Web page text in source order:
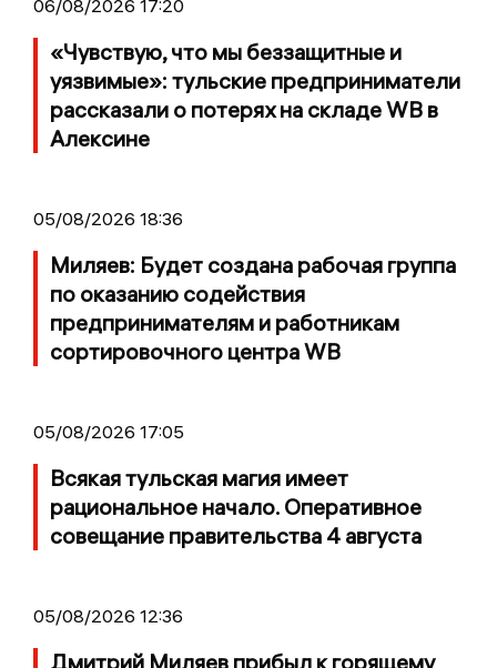
06/08/2026 17:20
«Чувствую, что мы беззащитные и
уязвимые»: тульские предприниматели
рассказали о потерях на складе WB в
Алексине
05/08/2026 18:36
Миляев: Будет создана рабочая группа
по оказанию содействия
предпринимателям и работникам
сортировочного центра WB
05/08/2026 17:05
Всякая тульская магия имеет
рациональное начало. Оперативное
совещание правительства 4 августа
05/08/2026 12:36
Дмитрий Миляев прибыл к горящему